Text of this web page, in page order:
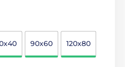
90x60 120x80